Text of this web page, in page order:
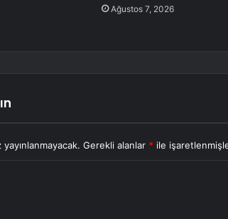
Ağustos 7, 2026
Gerekli alanlar * ile